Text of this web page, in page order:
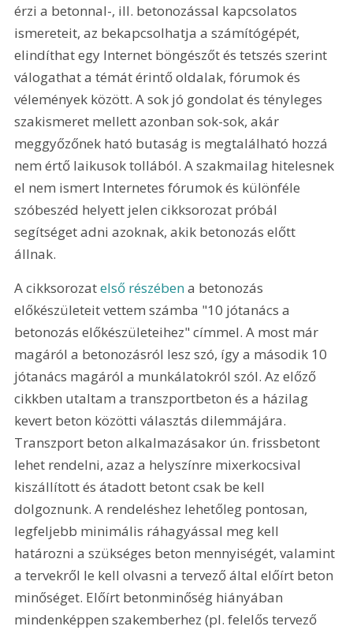
érzi a betonnal-, ill. betonozással kapcsolatos
ismereteit, az bekapcsolhatja a számítógépét,
elindíthat egy Internet böngészőt és tetszés szerint
válogathat a témát érintő oldalak, fórumok és
vélemények között. A sok jó gondolat és tényleges
szakismeret mellett azonban sok-sok, akár
meggyőzőnek ható butaság is megtalálható hozzá
nem értő laikusok tollából. A szakmailag hitelesnek
el nem ismert Internetes fórumok és különféle
szóbeszéd helyett jelen cikksorozat próbál
segítséget adni azoknak, akik betonozás előtt
állnak.
A cikksorozat első részében a betonozás
előkészületeit vettem számba "10 jótanács a
betonozás előkészületeihez" címmel. A most már
magáról a betonozásról lesz szó, így a második 10
jótanács magáról a munkálatokról szól. Az előző
cikkben utaltam a transzportbeton és a házilag
kevert beton közötti választás dilemmájára.
Transzport beton alkalmazásakor ún. frissbetont
lehet rendelni, azaz a helyszínre mixerkocsival
kiszállított és átadott betont csak be kell
dolgoznunk. A rendeléshez lehetőleg pontosan,
legfeljebb minimális ráhagyással meg kell
határozni a szükséges beton mennyiségét, valamint
a tervekről le kell olvasni a tervező által előírt beton
minőséget. Előírt betonminőség hiányában
mindenképpen szakemberhez (pl. felelős tervező